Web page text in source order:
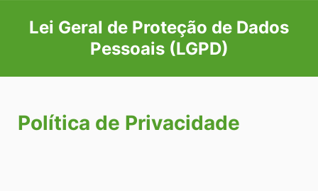
menu
Ir
a
Lei Geral de Proteção de Dados
Pessoais (LGPD)
Política de Privacidade